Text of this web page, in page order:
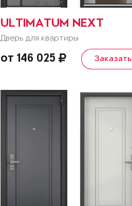
ULTIMATUM NEXT
Дверь для квартиры
от 146 025 Заказать